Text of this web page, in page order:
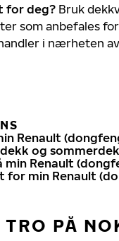
for deg? Bruk
som anbefales
i nærheten
Renault
og
Renault
min Renault
TRO PÅ